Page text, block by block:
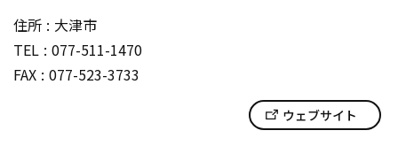
住所
大津市
TEL 077-511-1470
FAX 077-523-3733
ウェブサイト